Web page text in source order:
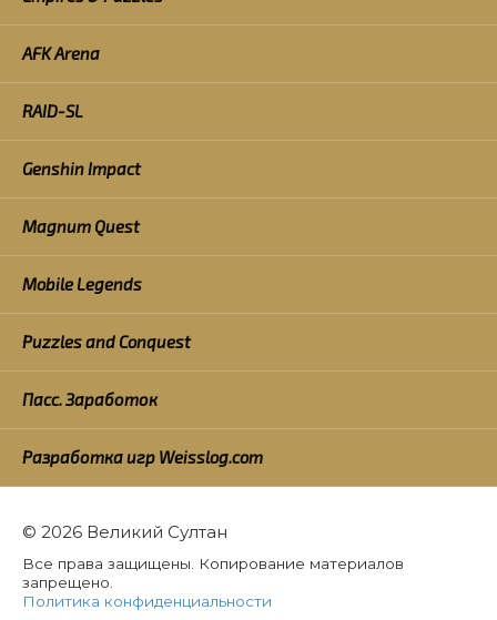
AFK Arena
RAID-SL
Genshin Impact
Magnum Quest
Mobile Legends
Puzzles and Conquest
Пасс. Заработок
Разработка игр Weisslog.com
© 2026 Великий Султан
Все права защищены. Копирование материалов
запрещено.
Политика конфиденциальности